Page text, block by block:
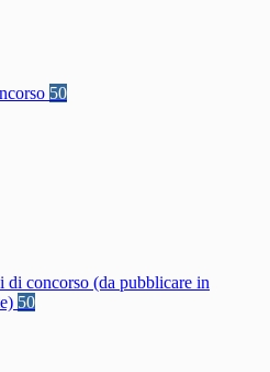
50
di concorso (da pubblicare in
50